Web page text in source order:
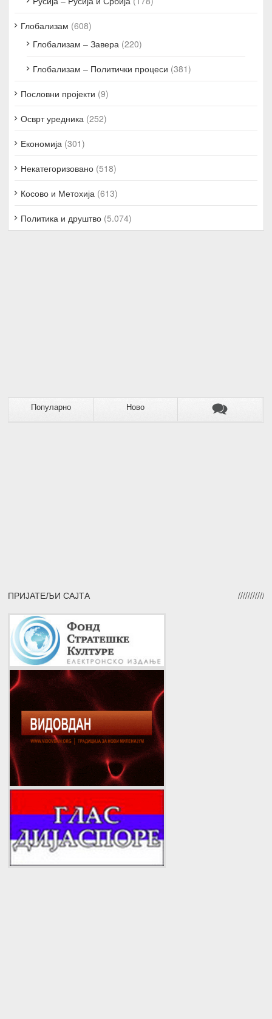
Глобализам (608)
Глобализам – Завера (220)
Глобализам – Политички процеси (381)
Пословни пројекти (9)
Осврт уредника (252)
Економија (301)
Некатегоризовано (518)
Косово и Метохија (613)
Политика и друштво (5.074)
Популарно Ново
ПРИЈАТЕЉИ САЈТА